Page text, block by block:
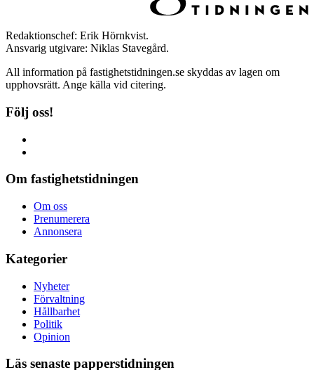
Redaktionschef: Erik Hörnkvist.
Ansvarig utgivare: Niklas Stavegård.
All information på fastighetstidningen.se skyddas av lagen om
upphovsrätt. Ange källa vid citering.
Följ oss!
Om fastighetstidningen
Om oss
Prenumerera
Annonsera
Kategorier
Nyheter
Förvaltning
Hållbarhet
Politik
Opinion
Läs senaste papperstidningen